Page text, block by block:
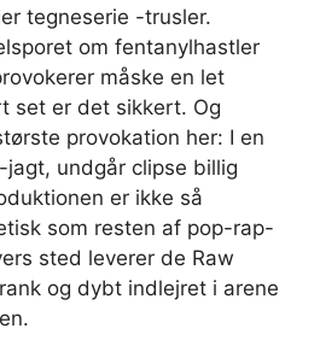
tegneserie -trusler.
om fentanylhastler
måske en let
set er det sikkert. Og
provokation her: I en
undgår clipse billig
er ikke så
som resten af pop-rap-
sted leverer de Raw
og dybt indlejret i arene